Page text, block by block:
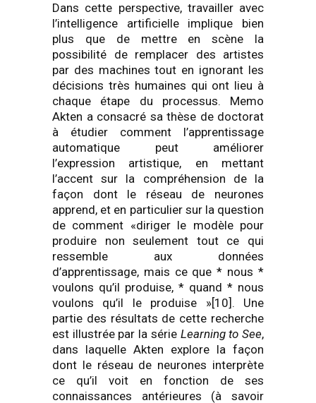
Dans cette perspective, travailler avec
l’intelligence artificielle implique bien
plus que de mettre en scène la
possibilité de remplacer des artistes
par des machines tout en ignorant les
décisions très humaines qui ont lieu à
chaque étape du processus. Memo
Akten a consacré sa thèse de doctorat
à étudier comment l’apprentissage
automatique peut améliorer
l’expression artistique, en mettant
l’accent sur la compréhension de la
façon dont le réseau de neurones
apprend, et en particulier sur la question
de comment «diriger le modèle pour
produire non seulement tout ce qui
ressemble aux données
d’apprentissage, mais ce que * nous *
voulons qu’il produise, * quand * nous
voulons qu’il le produise »[10]. Une
partie des résultats de cette recherche
est illustrée par la série Learning to See,
dans laquelle Akten explore la façon
dont le réseau de neurones interprète
ce qu’il voit en fonction de ses
connaissances antérieures (à savoir